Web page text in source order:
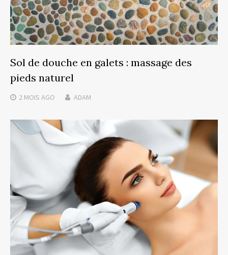
Sol de douche en galets : massage des
pieds naturel
2 MOIS AGO ADAM